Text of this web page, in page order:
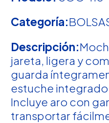
Categoría:
Descripción:
jareta, ligera y
guarda
estuche
Incluye aro con
transportar